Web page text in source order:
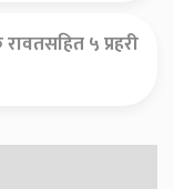
रावतसहित ५ प्रहरी